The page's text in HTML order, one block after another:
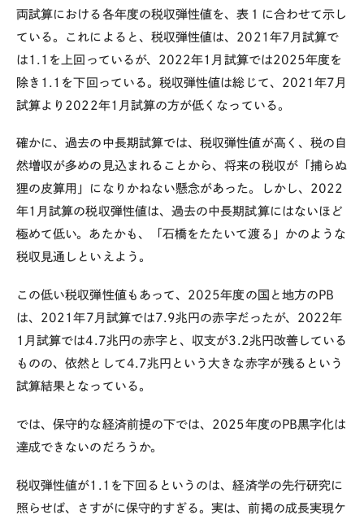
両試算における各年度の税収弾性値を、表１に合わせて示し
ている。これによると、税収弾性値は、 2021 年7 月試算で
は 1.1 を上回っているが、 2022年1 月試算では2025年度を
除き 1.1 を下回っている。税収弾性値は総じて、 2021年7 月
試算より 2022年1 月試算の方が低くなっている。
確かに、過去の中長期試算では、税収弾性値が高く、税の自
然増収が多めの見込まれることから、将来の税収が「捕らぬ
狸の皮算用」になりかねない懸念があった。しかし、 2022
年1 月試算の税収弾性値は、過去の中長期試算にはないほど
極めて低い。あたかも、「石橋をたたいて渡る」かのような
税収見通しといえよう。
この低い税収弾性値もあって、 2025年度の国と地方の PB
は、 2021年7 月試算では7.9兆円の赤字だったが、 2022年
1 月試算では4.7兆円の赤字と、収支が3.2兆円改善している
ものの、依然として4.7兆円という大きな赤字が残るという
試算結果となっている。
では、保守的な経済前提の下では、 2025年度の PB黒字化は
達成できないのだろうか。
税収弾性値が1.1 を下回るというのは、経済学の先行研究に
照らせば、さすがに保守的すぎる。実は、前掲の成長実現ケ